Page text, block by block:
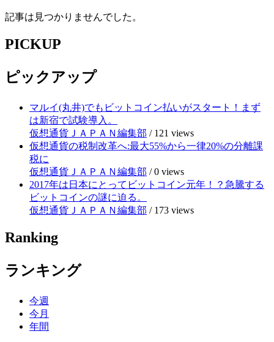
記事は見つかりませんでした。
PICKUP
ピックアップ
マルイ(丸井)でもビットコイン払いがスタート！まず
は新宿で試験導入。
仮想通貨ＪＡＰＡＮ編集部 / 121 views
仮想通貨の税制改革へ:最大55%から一律20%の分離課
税に
仮想通貨ＪＡＰＡＮ編集部 /0 views
2017年は日本にとってビットコイン元年！？急騰する
ビットコインの謎に迫る。
仮想通貨ＪＡＰＡＮ編集部 / 173 views
Ranking
ランキング
今週
今月
年間